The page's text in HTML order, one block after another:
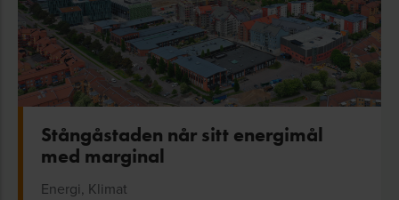
Stångåstaden når sitt energimål
med marginal
Energi, Klimat